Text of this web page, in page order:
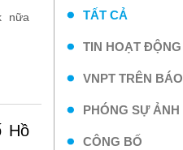
nữa TẤT CẢ
TIN HOẠT ĐỘNG
VNPT TRÊN BÁO
PHÓNG SỰ ẢNH
CÔNG BỐ